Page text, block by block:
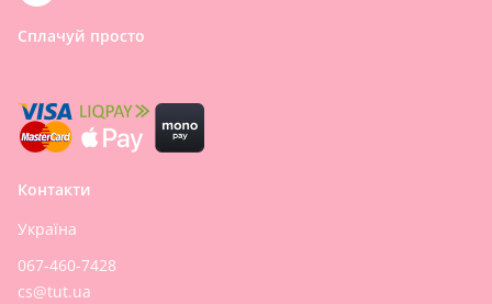
Сплачуй просто
Контакти
Україна
067-460-7428
cs@tut.ua